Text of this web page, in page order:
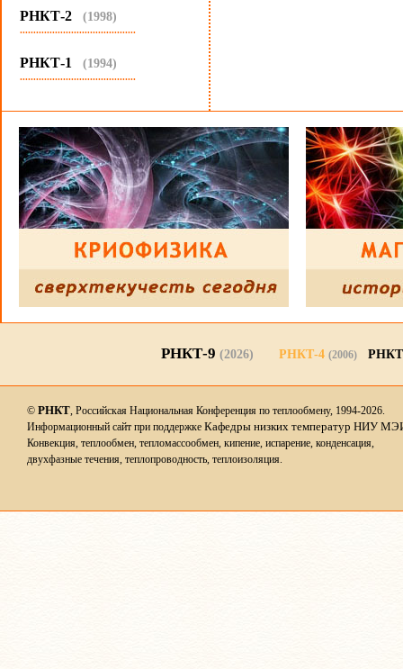
РНКТ-2 (1998)
...........................................
РНКТ-1 (1994)
...........................................
РНКТ-9 (2026) РНКТ-4 (2006)
© РНКТ, Российская Национальная Конференция по теплообмену, 1994-2026.
Информационный сайт при поддержке Кафедры низких температур НИУ
Конвекция, теплообмен, тепломассообмен, кипение, испарение, конденсация,
двухфазные течения, теплопроводность, теплоизоляция.